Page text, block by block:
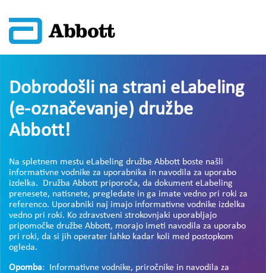
Dobrodošli na strani eLabeling
(e-označevanje) družbe
Abbott!
Na spletnem mestu eLabeling družbe Abbott boste našli
informativne vodnike za uporabnika in navodila za uporabo
izdelka. Družba Abbott priporoča, da dokument eLabeling
prenesete, natisnete, pregledate in ga imate vedno pri roki za
referenco. Uporabniki naj imajo informativne vodnike izdelka
vedno pri roki. Ko zdravstveni strokovnjaki uporabljajo
pripomočke družbe Abbott, morajo imeti navodila za uporabo
pri roki, da si jih operater lahko kadar koli med postopkom
ogleda.
Opomba: Informativne vodnike, priročnike in navodila za